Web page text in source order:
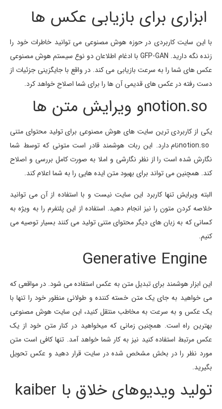
ابزاری برای بازیابی عکس ها
با این سایت کاربردی در حوزه هوش مصنوعی می توانید خاطرات خود را
زنده نگه دارید. GFP-GAN با ادغام اطلاعان دو نوع سیستم هوش مصنوعی
عکس های شما را به سرعت بازیابی می کند. در واقع با جایگزینی جزئیات از
دست رفته در عکس های قدیمی آن ها را برای شما اصلاح خواهد کرد.
یکی از کاربردی ترین سایت های هوش مصنوعی برای تولید محتوای متنی
notion.soنام دارد. این ربات هوشمند قادر است متونی که توسط شما
نگارش شده است را از نظر نگارشی و املا به صورت کامل بررسی و اصلاح
کند. همچنین می تواند برای بهبود متن ایده هایی را به شما اعلام کند.
البته ویرایش تنها کاربرد این سایت نیست و با استفاده از آن می توانید
خلاصه کردن متون را نیز انجام دهید. استفاده از این پلتفرم را به ویژه به
کسانی که به زبان های دیگر محتوای متنی تولید می کنند بسیار توصیه می
کنیم.
این ابزار هوشمند برای تبدیل متن به عکس استفاده می شود. در مواقعی که
می خواهید به جای یک متن خسته کننده و طولانی منظور خود را تنها با
یک عکس و به سرعت به مخاطب منتقل کنید، این سایت هوش مصنوعی
بهترین راه است. همچنین زمانی که میخواهید در کنار متن خود از یک
عکس مرتبط استفاده کنید نیز به کار شما خواهد آمد. تنها کافی است متن
مورد نظر را در بخش مشخص شده در سایت قرار دهید و عکس تحویل
بگیرید.
تولید ویدیوهای خلاق با kaiber